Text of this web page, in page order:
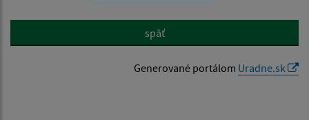
späť
Generované portálom Uradne.sk